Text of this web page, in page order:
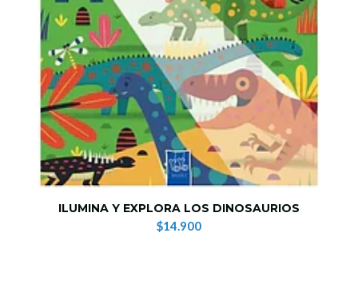
ILUMINA Y EXPLORA LOS DINOSAURIOS
$14.900